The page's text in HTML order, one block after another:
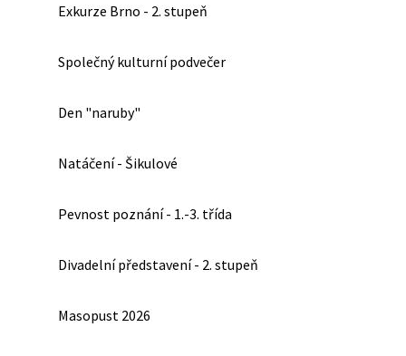
Exkurze Brno - 2. stupeň
Společný kulturní podvečer
Den "naruby"
Natáčení - Šikulové
Pevnost poznání - 1.-3. třída
Divadelní představení - 2. stupeň
Masopust 2026